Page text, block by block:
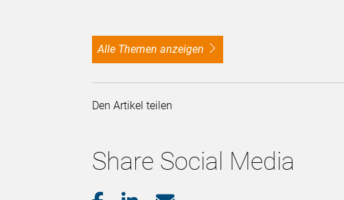
alle Themen anzeigen
Den Artikel teilen
Share Social Media